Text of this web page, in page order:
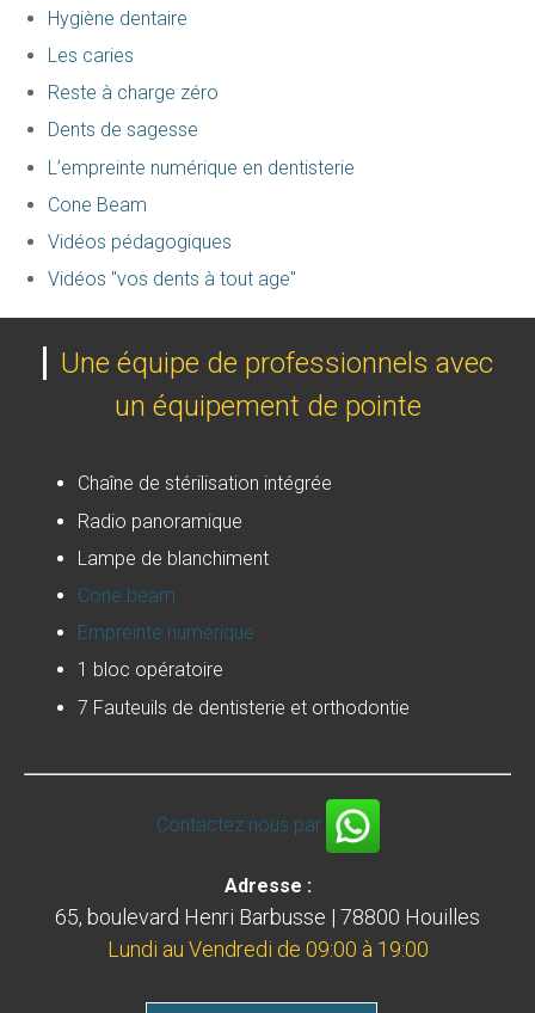
Hygiène dentaire
Les caries
Reste à charge zéro
Dents de sagesse
L’empreinte numérique en dentisterie
Cone Beam
Vidéos pédagogiques
Vidéos "vos dents à tout age"
Une équipe de professionnels avec
un équipement de pointe
Chaîne de stérilisation intégrée
Radio panoramique
Lampe de blanchiment
Cone beam
Empreinte numérique
1 bloc opératoire
7 Fauteuils de dentisterie et orthodontie
Contactez nous par
Adresse :
65, boulevard Henri Barbusse | 78800 Houilles
Lundi au Vendredi de 09:00 à 19:00